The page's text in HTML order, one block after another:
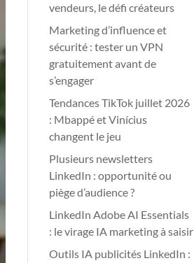
vendeurs, le défi créateurs
Marketing d’influence et
sécurité : tester un VPN
gratuitement avant de
s’engager
Tendances TikTok juillet 2026
: Mbappé et Vinícius
changent le jeu
Plusieurs newsletters
LinkedIn : opportunité ou
piège d’audience ?
LinkedIn Adobe AI Essentials
: le virage IA marketing à saisir
Outils IA publicités LinkedIn :